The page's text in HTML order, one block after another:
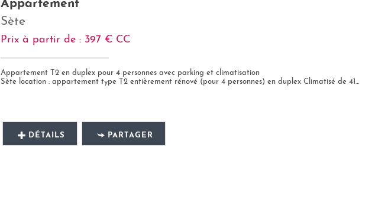
Sète
Prix à partir de : 397 € CC
Appartement T2 en duplex pour 4 personnes avec parking et climatisation
Sète location : appartement type T2 entièrement rénové (pour 4 personnes) en duplex Climatisé de 41 m². Il est situé au...
DÉTAILS PARTAGER